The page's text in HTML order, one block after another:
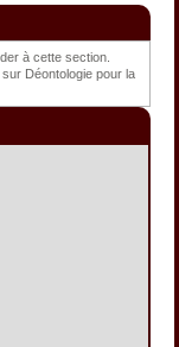
à cette section.
sur Déontologie pour la